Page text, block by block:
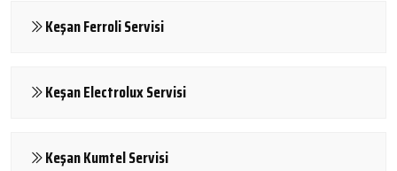
Keşan Ferroli Servisi
Keşan Electrolux Servisi
Keşan Kumtel Servisi